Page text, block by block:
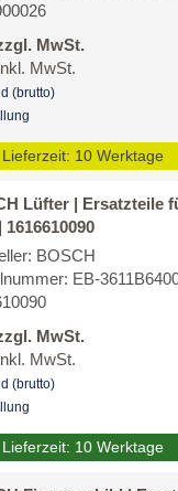
MwSt.
MwSt.
(brutto)
Lieferzeit: 10 Werktage
Lüfter | Ersatzteile
1616610090
BOSCH
EB-
MwSt.
MwSt.
(brutto)
Lieferzeit: 10 Werktage